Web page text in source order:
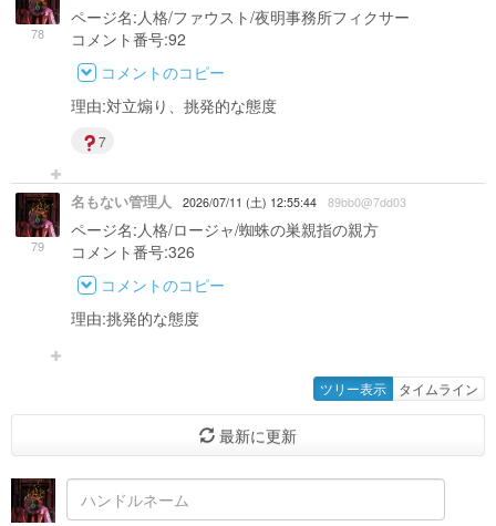
78
ページ名:人格/ファウスト/夜明事務所フィクサー
コメント番号:92
コメントのコピー
理由:対立煽り、挑発的な態度
7
79
名もない管理人 2026/07/11 (土) 12:55:44 89bb0@7dd03
ページ名:人格/ロージャ/蜘蛛の巣親指の親方
コメント番号:326
コメントのコピー
理由:挑発的な態度
ツリー表示 タイムライン
最新に更新